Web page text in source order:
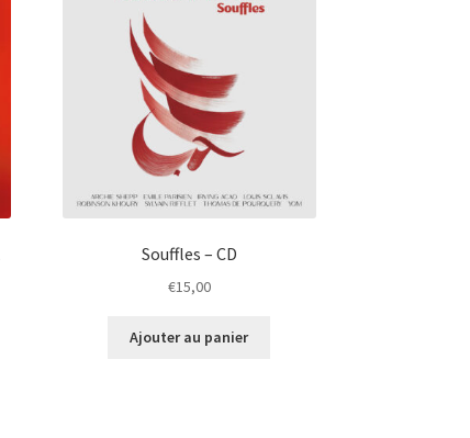
Souffles – CD
€15,00
Ajouter au panier